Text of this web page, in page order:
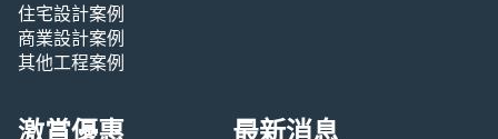
住宅設計案例
商業設計案例
其他工程案例
激賞優惠 最新消息